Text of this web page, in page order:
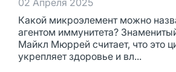
02 Апреля 2025
Какой микроэлемент можно
агентом иммунитета?
Майкл Мюррей считает, что это
укрепляет здоровье и вл...